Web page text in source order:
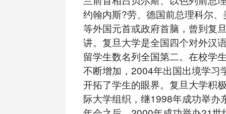
约翰内斯?劳、德国前总理科尔
等外国元首或政府首脑，曾到复
讲。复旦大学是全国四个对外汉
留学生数名列全国第二。在校学
不断增加，2004年出国出境学习
开拓了学生的眼界。复旦大学积
际大学组织，继1998年成功举办